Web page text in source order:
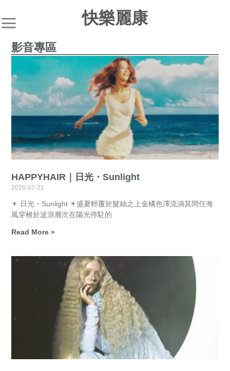
快樂麗康
影音專區
HAPPYHAIR｜日光・Sunlight
2026-07-21
☀︎ 日光・Sunlight ☀︎盛夏輕覆於髮絲之上金橘色澤流淌其間任海
風穿梭於波浪層次在陽光停駐的
Read More »